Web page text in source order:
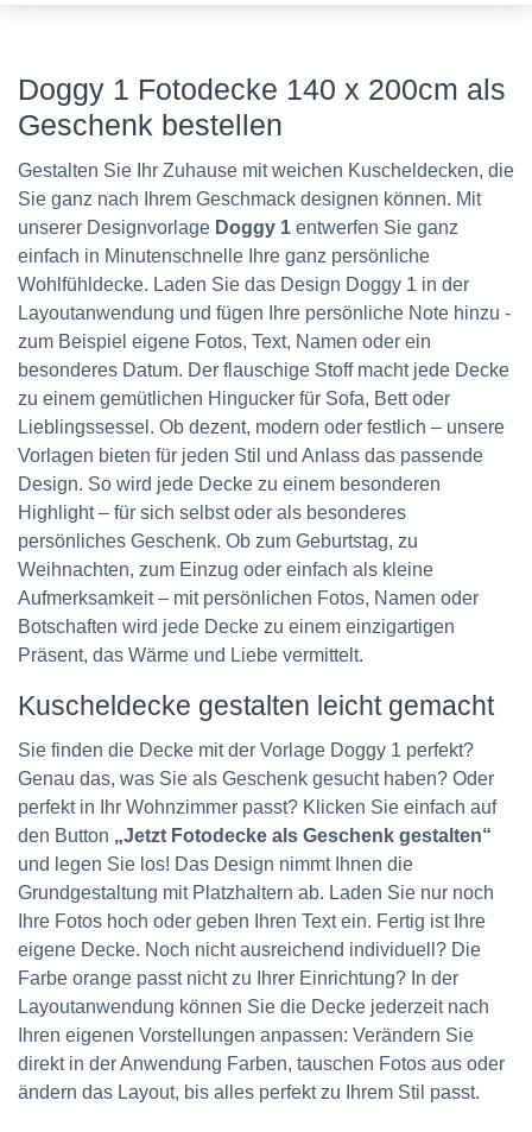
Doggy 1 Fotodecke 140 x 200cm als
Geschenk bestellen
Gestalten Sie Ihr Zuhause mit weichen Kuscheldecken, die
Sie ganz nach Ihrem Geschmack designen können. Mit
unserer Designvorlage Doggy 1 entwerfen Sie ganz
einfach in Minutenschnelle Ihre ganz persönliche
Wohlfühldecke. Laden Sie das Design Doggy 1 in der
Layoutanwendung und fügen Ihre persönliche Note hinzu -
zum Beispiel eigene Fotos, Text, Namen oder ein
besonderes Datum. Der flauschige Stoff macht jede Decke
zu einem gemütlichen Hingucker für Sofa, Bett oder
Lieblingssessel. Ob dezent, modern oder festlich – unsere
Vorlagen bieten für jeden Stil und Anlass das passende
Design. So wird jede Decke zu einem besonderen
Highlight – für sich selbst oder als besonderes
persönliches Geschenk. Ob zum Geburtstag, zu
Weihnachten, zum Einzug oder einfach als kleine
Aufmerksamkeit – mit persönlichen Fotos, Namen oder
Botschaften wird jede Decke zu einem einzigartigen
Präsent, das Wärme und Liebe vermittelt.
Kuscheldecke gestalten leicht gemacht
Sie finden die Decke mit der Vorlage Doggy 1 perfekt?
Genau das, was Sie als Geschenk gesucht haben? Oder
perfekt in Ihr Wohnzimmer passt? Klicken Sie einfach auf
den Button „Jetzt Fotodecke als Geschenk gestalten“
und legen Sie los! Das Design nimmt Ihnen die
Grundgestaltung mit Platzhaltern ab. Laden Sie nur noch
Ihre Fotos hoch oder geben Ihren Text ein. Fertig ist Ihre
eigene Decke. Noch nicht ausreichend individuell? Die
Farbe orange passt nicht zu Ihrer Einrichtung? In der
Layoutanwendung können Sie die Decke jederzeit nach
Ihren eigenen Vorstellungen anpassen: Verändern Sie
direkt in der Anwendung Farben, tauschen Fotos aus oder
ändern das Layout, bis alles perfekt zu Ihrem Stil passt.